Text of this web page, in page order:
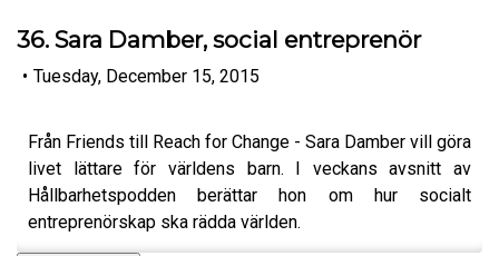
36. Sara Damber, social entreprenör
• Tuesday, December 15, 2015
Från Friends till Reach for Change - Sara Damber vill göra
livet lättare för världens barn. I veckans avsnitt av
Hållbarhetspodden berättar hon om hur socialt
entreprenörskap ska rädda världen.